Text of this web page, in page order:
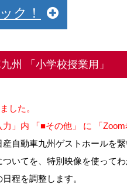
ク！
州 「小学校授業用」
した。
」内 「■その他」 に 「Zoom
自動車九州ゲストホールを繋
いてを、特別映像を使ってわ
程を調整します。